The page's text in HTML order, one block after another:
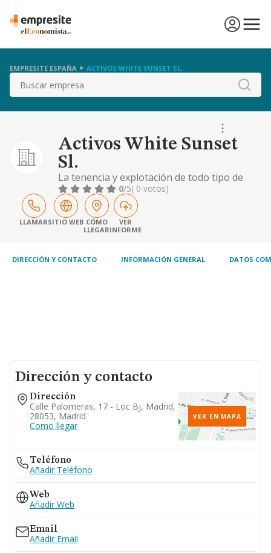
EMPRESITE ESPAÑA ACTIVOS WHITE SUNSET SL.
Buscar
Activos White Sunset
Sl.
La tenencia y explotación de todo tipo de
bienes inmuebles y valores mobiliarios
excluyendo las actividades propias de la ley
de mercado de valores, y aquellas reguladas
en la legislación sobre inversión mobiliaria
0/5( 0 votos)
LLAMARSITIO WEB CÓMO
LLEGAR
VER
INFORME
DIRECCIÓN Y CONTACTO INFORMACIÓN GENERAL DATOS
Dirección y contacto
Dirección
Calle Palomeras, 17 - Loc Bj, Madrid,
28053, Madrid
Como llegar
VER EN MAPA
Teléfono
Añadir Teléfono
Web
Añadir Web
Email
Añadir Email